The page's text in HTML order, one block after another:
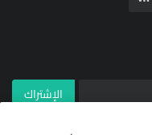
الإشتراك